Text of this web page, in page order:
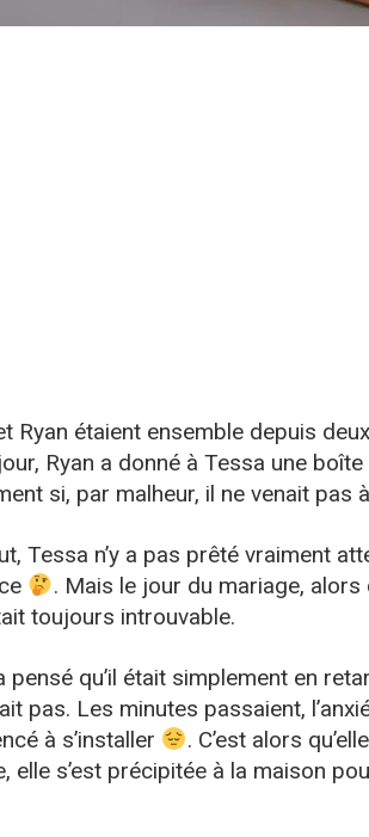
Ryan étaient ensemble depuis
Ryan a donné à Tessa une
si, par malheur, il ne venait pas
Tessa n’y a pas prêté vraiment
. Mais le jour du mariage,
toujours introuvable.
pensé qu’il était simplement en
pas. Les minutes passaient,
à s’installer
. C’est alors
elle s’est précipitée à la maison